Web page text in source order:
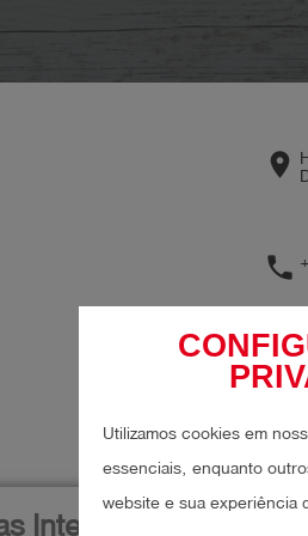
Utilizamos cookies em
essenciais, enquanto
website e sua experiência
place
phone
mail
Internacionais